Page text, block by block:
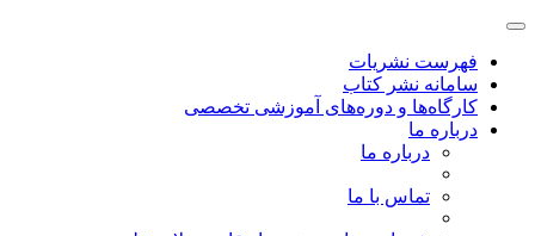
فهرست نشریات
سامانه نشر کتاب
کارگاه‌ها و دوره‌های آموزشی تخصصی
درباره ما
درباره ما
تماس با ما